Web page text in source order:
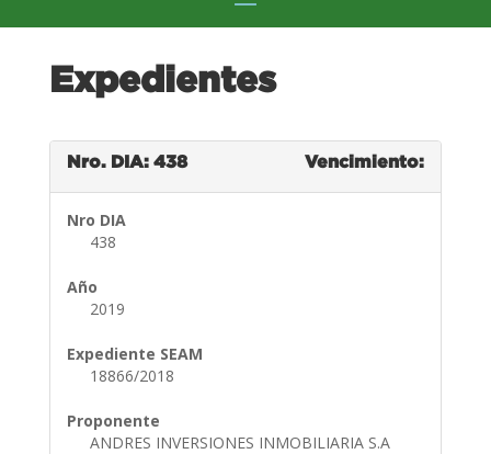
Expedientes
Nro. DIA: 438 Vencimiento:
Nro DIA
438
Año
2019
Expediente SEAM
18866/2018
Proponente
ANDRES INVERSIONES INMOBILIARIA S.A